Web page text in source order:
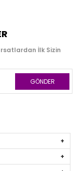
İlk Sizin
GÖNDER